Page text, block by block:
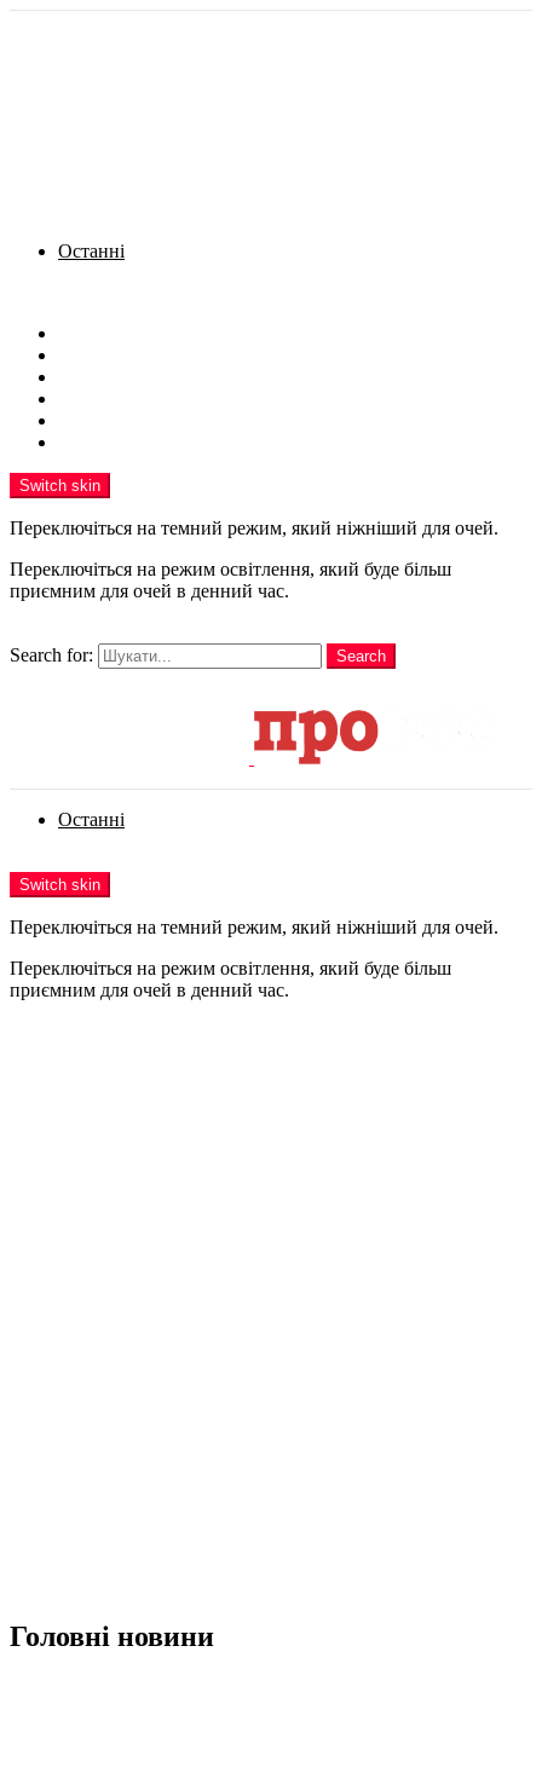
Останні
Switch skin
Переключіться на темний режим, який ніжніший для очей.
Переключіться на режим освітлення, який буде більш
приємним для очей в денний час.
Search for:
Search
Останні
Switch skin
Переключіться на темний режим, який ніжніший для очей.
Переключіться на режим освітлення, який буде більш
приємним для очей в денний час.
Головні новини